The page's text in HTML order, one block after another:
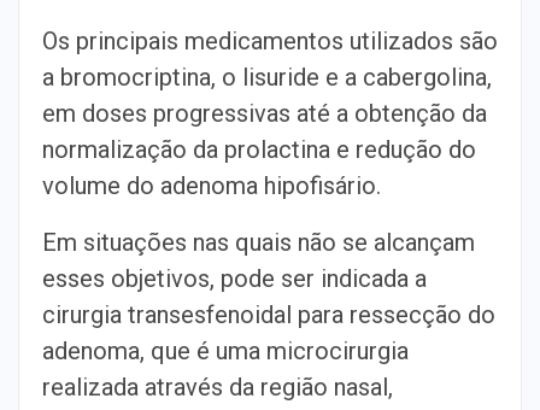
Os principais medicamentos utilizados são
a bromocriptina, o lisuride e a cabergolina,
em doses progressivas até a obtenção da
normalização da prolactina e redução do
volume do adenoma hipofisário.
Em situações nas quais não se alcançam
esses objetivos, pode ser indicada a
cirurgia transesfenoidal para ressecção do
adenoma, que é uma microcirurgia
realizada através da região nasal,